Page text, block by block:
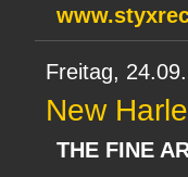
Freitag,
New
THE FINE